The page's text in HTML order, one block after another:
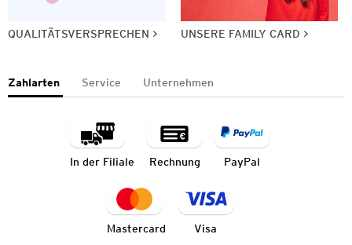
QUALITÄTSVERSPRECHEN UNSERE FAMILY CARD
Zahlarten Service Unternehmen
In der Filiale Rechnung PayPal
Mastercard Visa